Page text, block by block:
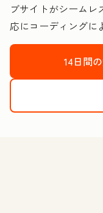
ブサイトがシーム
応にコーディングに
14日間